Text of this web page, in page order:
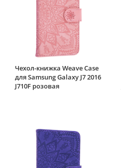
Чехол-книжка Weave Case
для Samsung Galaxy J7 2016
J710F розовая